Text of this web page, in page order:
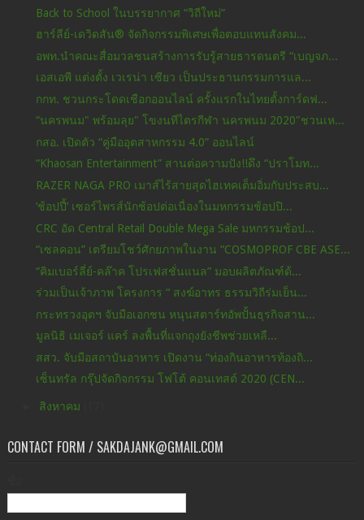
Back to School ในบรรยากาศ “วิถีใหม่”
ฮาร์ลีย์-เดวิดสัน® จัดกิจกรรมพิเศษเพื่อตอบแทนสังคม...
อพท.นำคณะสื่อมวลชนสร้างการรับรู้สายธารดนตรี “เบญจภ...
เอสเอพี แต่งตั้ง เวเรน่า เซียว เป็นประธานกรรมการแล...
กกท. ชวนกระโดดเชือกออนไลน์ ครั้งแรกในไทยตั้งการ์ดฟ...
“นครพนม" พร้อมลุย" โขงนทีไตรกีฬา นครพนม 2020"ชวนเห...
กสอ. เปิดตัว “คู่มืออุตสาหกรรม 4.0” ออนไลน์
“Khaosan Entertainment” สานต่อความปัง!!ดึง “ปราโมท...
RAZER NAGA PRO เมาส์ไร้สายสุดไฮเทคเต็มอิ่มกับประสบ...
‘ช้อปปี้’ เซอร์ไพรส์นักช้อปต่อเนื่องในมหกรรมช้อปปิ...
CRC อัด Central Retail Double Mega Sale มหกรรมช้อป...
“เซลคอน” เตรียมโชว์ศักยภาพในงาน “COSMOPROF CBE ASE...
“คิมเบอร์ลี่ย์-คล๊าค โปรเฟสชั่นแนล” มอบผลิตภัณฑ์ด้...
ร่วมเป็นเจ้าภาพ โครงการ “ สงฆ์อาทร ธรรมวิถีร่มเย็น...
กระทรวงอุตฯ จับมือเอกชน หนุนสตาร์ทอัพปั้นธุรกิจสาน...
มูลนิธิ เมเจอร์ แคร์ ลงพื้นที่แจกถุงยังชีพช่วยเหลื...
สสว. จับมือสถาบันอาหาร เปิดงาน “ท่องกินอาหารท้องถิ...
เซ็นทรัล กรุ๊ปจัดกิจกรรม โฟโต้ คอนเทสต์ 2020 (CEN...
สิงหาคม
CONTACT FORM / SAKDAJANK@GMAIL.COM